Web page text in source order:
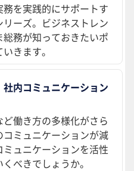
を実践的にサポートす
ーズ。ビジネストレン
務が知っておきたいポ
きます。
内コミュニケーション
働き方の多様化がさら
ミュニケーションが減
ュニケーションを活性
べきでしょうか。